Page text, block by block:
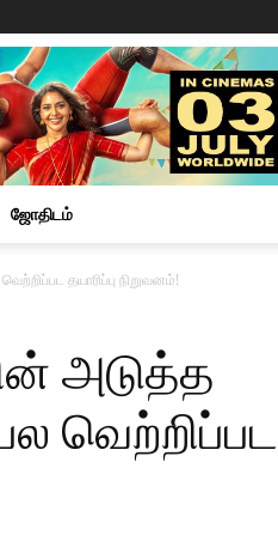
ஜோதிடம்
தயாரிப்பு நிறுவனம்!
அடுத்த
வெற்றிப்பட